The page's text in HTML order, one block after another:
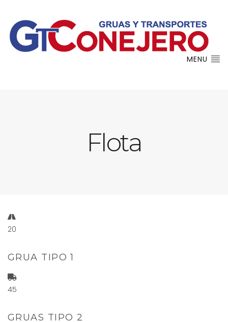
MENU
Flota
20
GRUA TIPO 1
45
GRUAS TIPO 2